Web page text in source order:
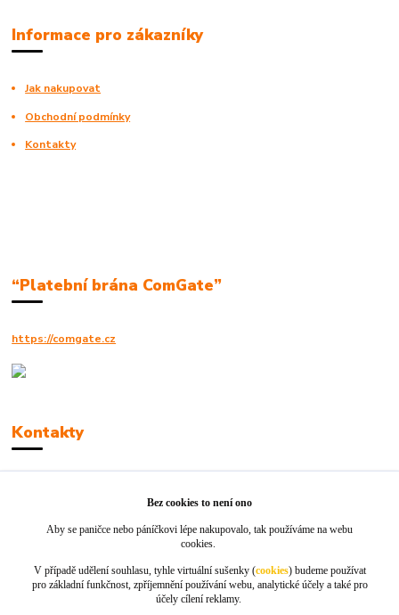
Informace pro zákazníky
Jak nakupovat
Obchodní podmínky
Kontakty
“Platební brána ComGate”
https://comgate.cz
Kontakty
info@jackie-shop.cz
Bez cookies to není ono
Aby se paničce nebo páníčkovi lépe nakupovalo, tak používáme na webu
cookies.
V případě udělení souhlasu, tyhle virtuální sušenky (cookies) budeme používat
pro základní funkčnost, zpříjemnění používání webu, analytické účely a také pro
účely cílení reklamy.